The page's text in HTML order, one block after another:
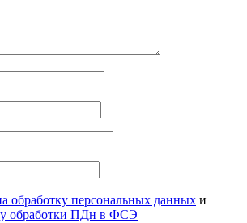
обработку персональных данных и
обработки ПДн в ФСЭ